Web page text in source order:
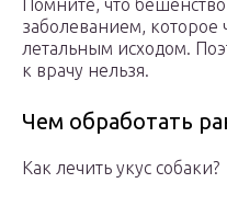
Помните, что
заболеванием, которое
летальным исходом.
к врачу нельзя.
Чем обработать
Как лечить укус собаки?